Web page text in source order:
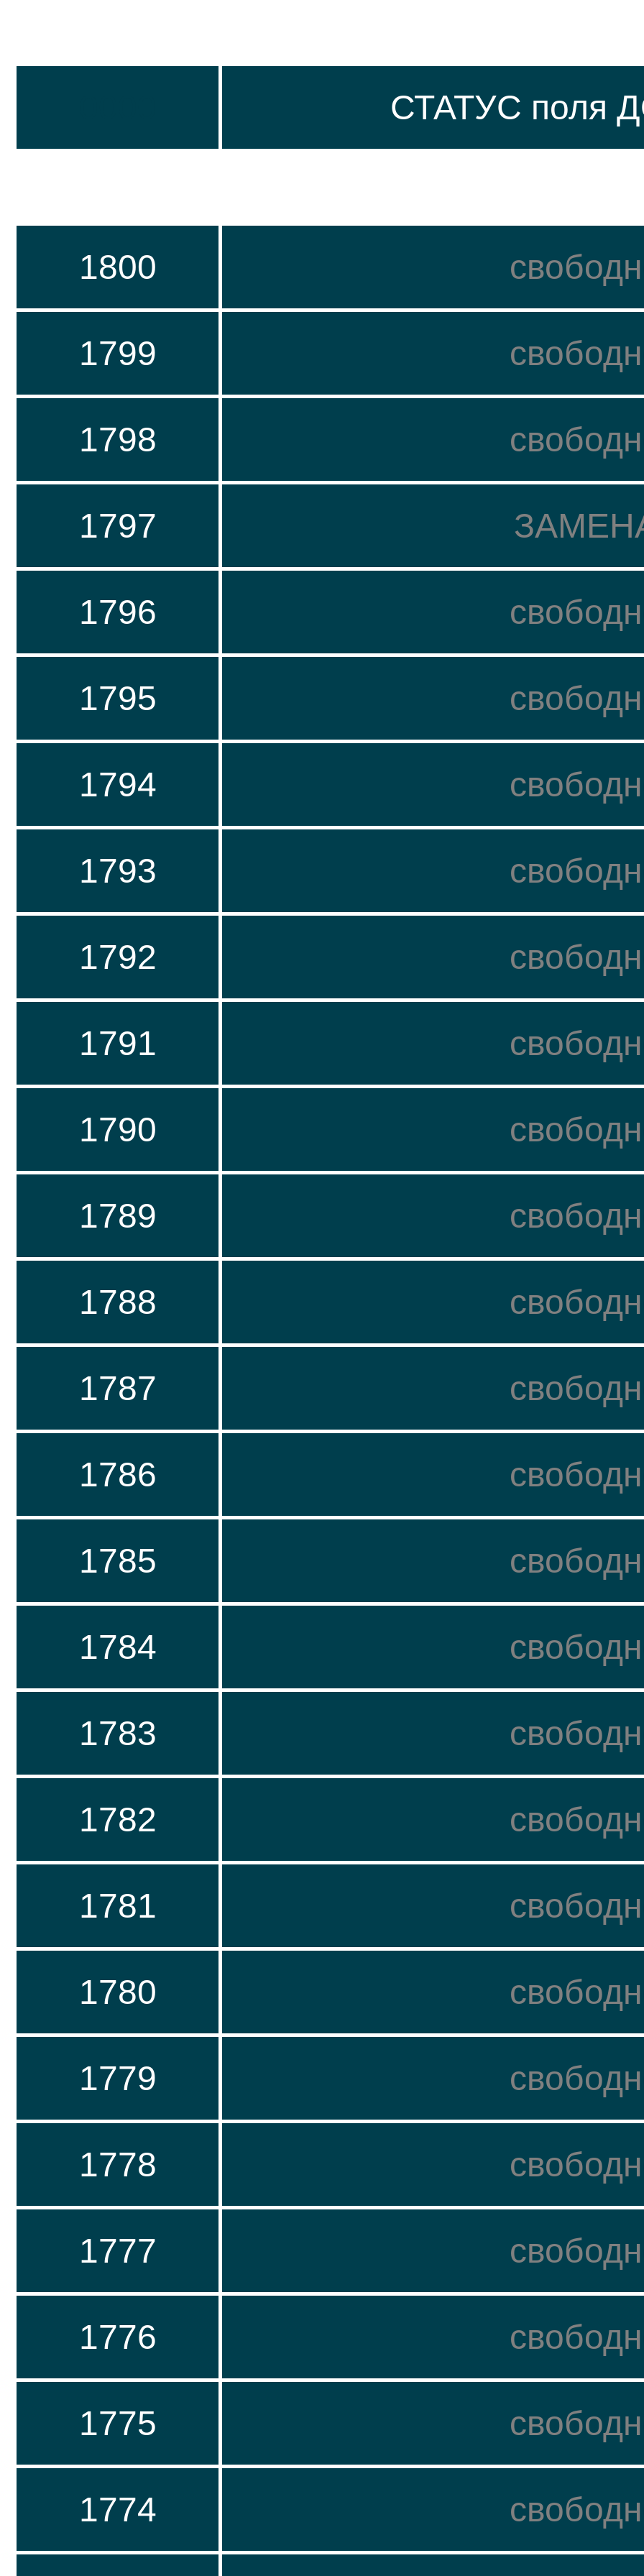
СТАТУС поля
1800
1799
1798
1797
1796
1795
1794
1793
1792
1791
1790
1789
1788
1787
1786
1785
1784
1783
1782
1781
1780
1779
1778
1777
1776
1775
1774